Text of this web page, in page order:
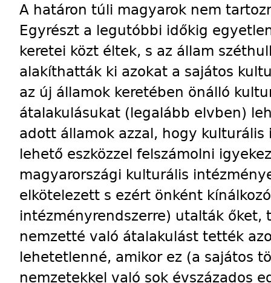
A határon túli magyarok nem
Egyrészt a legutóbbi időkig
keretei közt éltek, s az állam
alakíthatták ki azokat a sajátos
az új államok keretében önálló
átalakulásukat (legalább elvben)
adott államok azzal, hogy
lehető eszközzel felszámolni
magyarországi kulturális
elkötelezett s ezért önként
intézményrendszerre) utalták őket,
nemzetté való átalakulást tették
lehetetlenné, amikor ez (a sajátos
nemzetekkel való sok évszázados